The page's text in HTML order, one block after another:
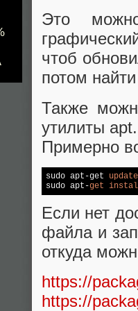
Это
чтоб
потом
Также
утилиты apt.
Примерно
sudo apt-get update
sudo apt-get
Если нет
файла и
откуда
https://
https://